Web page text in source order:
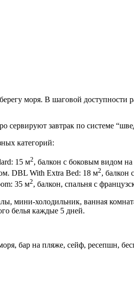
моря. В шаговой
сервируют завтрак по системе
категорий:
15 м2, балкон с боковым видом
DBL With Extra Bed: 18 м2, балкон
35 м2, балкон, спальня с
мини-холодильник, ванная
белья каждые 5 дней.
бар на пляже, сейф,